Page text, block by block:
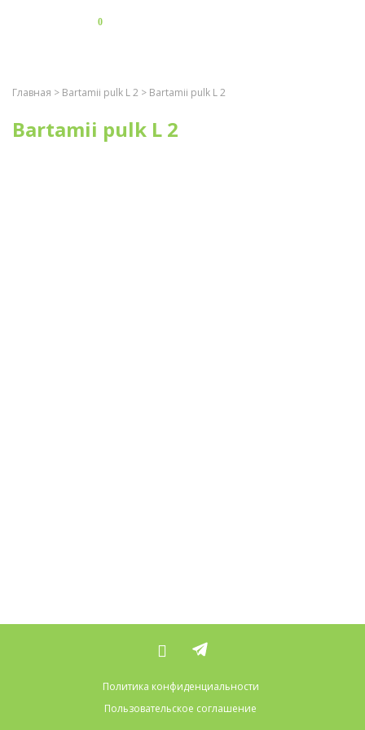
0
Главная > Bartamii pulk L 2 > Bartamii pulk L 2
Bartamii pulk L 2
Политика конфиденциальности
Пользовательское соглашение